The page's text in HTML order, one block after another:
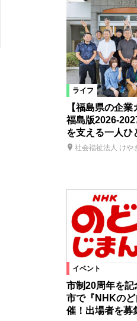
ライフ
【福島県の企
福島版2026-
を支える一人
社会福祉法人 けや
イベント
市制20周年を記
市で『NHKのど
催！出場者を募